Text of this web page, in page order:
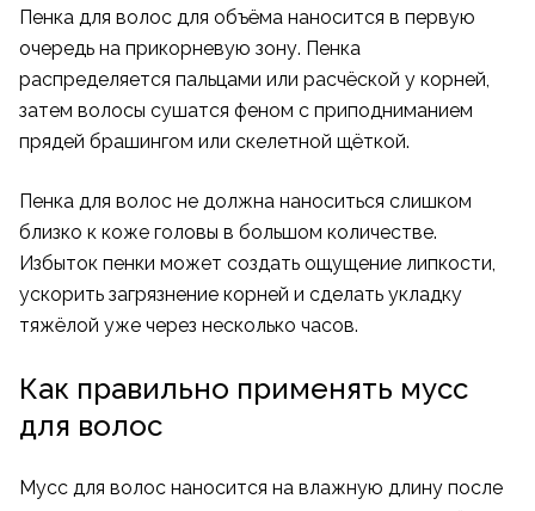
Пенка для волос для объёма наносится в первую
очередь на прикорневую зону. Пенка
распределяется пальцами или расчёской у корней,
затем волосы сушатся феном с приподниманием
прядей брашингом или скелетной щёткой.
Пенка для волос не должна наноситься слишком
близко к коже головы в большом количестве.
Избыток пенки может создать ощущение липкости,
ускорить загрязнение корней и сделать укладку
тяжёлой уже через несколько часов.
Как правильно применять мусс
для волос
Мусс для волос наносится на влажную длину после